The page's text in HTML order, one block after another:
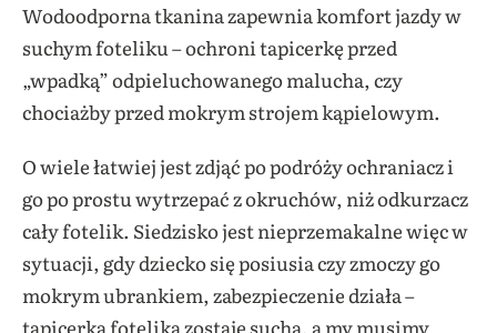
Wodoodporna tkanina zapewnia komfort jazdy w
suchym foteliku – ochroni tapicerkę przed
„wpadką” odpieluchowanego malucha, czy
chociażby przed mokrym strojem kąpielowym.
O wiele łatwiej jest zdjąć po podróży ochraniacz i
go po prostu wytrzepać z okruchów, niż odkurzacz
cały fotelik. Siedzisko jest nieprzemakalne więc w
sytuacji, gdy dziecko się posiusia czy zmoczy go
mokrym ubrankiem, zabezpieczenie działa –
tapicerka fotelika zostaje sucha, a my musimy